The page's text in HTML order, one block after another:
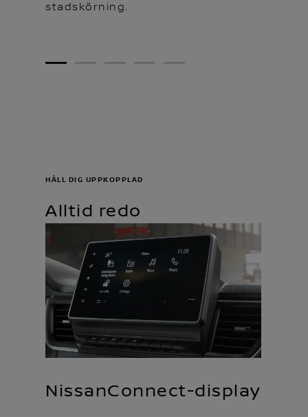
stadskörning.
1 2 3 4 5
Alltid redo
HÅLL DIG UPPKOPPLAD
NissanConnect-display